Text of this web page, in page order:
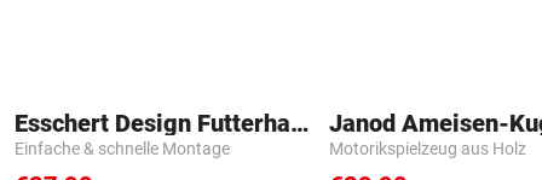
Esschert Design Futterhaus
Einfache & schnelle Montage
Janod Ameisen-
Motorikspielzeug aus Holz